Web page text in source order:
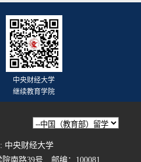
中央财经大学
继续教育学院
中央财经大学
南路39号 邮编：100081